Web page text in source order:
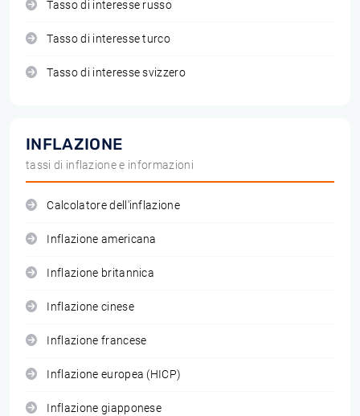
Tasso di interesse russo
Tasso di interesse turco
Tasso di interesse svizzero
INFLAZIONE
tassi di inflazione e informazioni
Calcolatore dell'inflazione
Inflazione americana
Inflazione britannica
Inflazione cinese
Inflazione francese
Inflazione europea (HICP)
Inflazione giapponese